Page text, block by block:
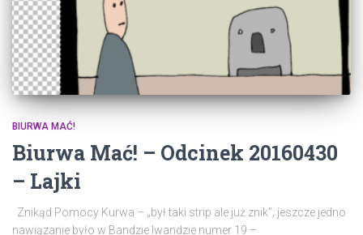
BIURWA MAĆ!
Biurwa Mać! – Odcinek 20160430
– Lajki
Znikąd Pomocy Kurwa – „był taki strip ale już znik”; jeszcze jedno
nawiązanie było w Bandzie Iwandzie numer 19 –